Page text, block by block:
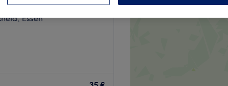
Frauen ebenso zu ihrer
Essen-Rüttenscheid
54 Bewertungen
Essen